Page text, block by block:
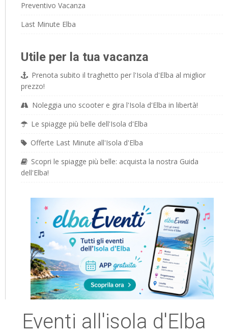
Preventivo Vacanza
Last Minute Elba
Utile per la tua vacanza
Prenota subito il traghetto per l'Isola d'Elba al miglior
prezzo!
Noleggia uno scooter e gira l'Isola d'Elba in libertà!
Le spiagge più belle dell'Isola d'Elba
Offerte Last Minute all'Isola d'Elba
Scopri le spiagge più belle: acquista la nostra Guida
dell'Elba!
Eventi all'isola d'Elba